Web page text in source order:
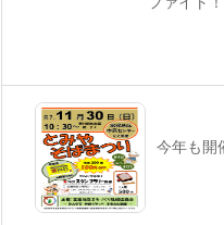
今年も開